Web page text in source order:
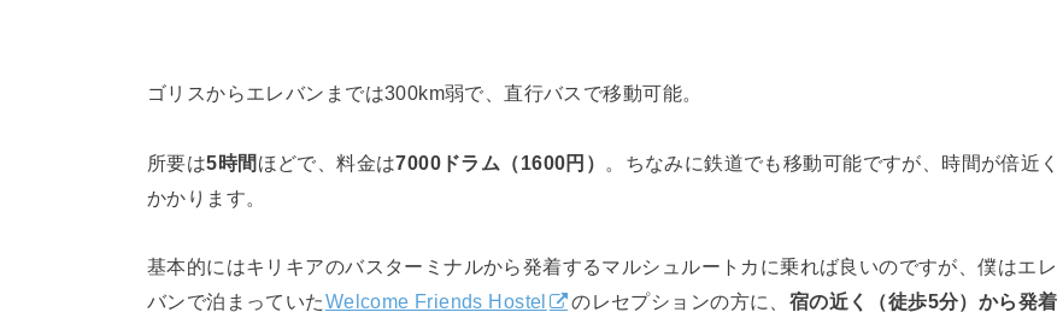
ゴリスからエレバンまでは300km弱で、直行バスで移動可能。
所要は5時間 ほどで、料金は7000ドラム（1600円）
。ちなみに鉄道でも移動可能ですが、時間が倍近く
かかります。
基本的にはキリキアのバスターミナルから発着するマルシュルートカに乗れば良いのですが、僕はエレ
バンで泊まっていたWelcome Friends Hostel のレセプションの方に、 宿の近く（徒歩5分）から発着